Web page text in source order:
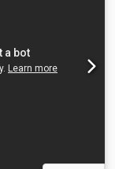
stanju,
nije
gusenica,